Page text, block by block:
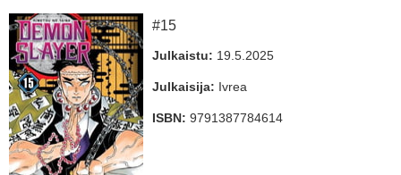
#15
Julkaistu: 19.5.2025
Julkaisija: Ivrea
ISBN: 9791387784614